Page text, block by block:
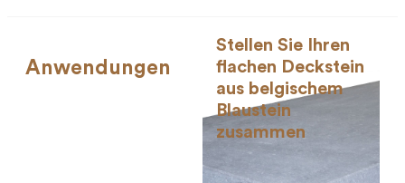
Anwendungen
Stellen Sie Ihren
flachen Deckstein
aus belgischem
Blaustein
zusammen